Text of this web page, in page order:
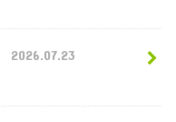
2026.07.23